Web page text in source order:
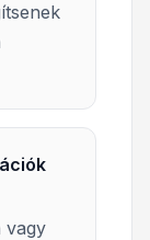
vagy